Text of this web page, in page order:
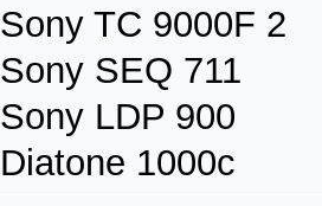
Sony TC 9000F 2
Sony SEQ 711
Sony LDP 900
Diatone 1000c